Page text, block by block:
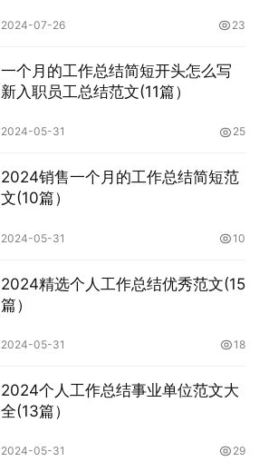
2024-07-26 23
一个月的工作总结简短开头怎么写
新入职员工总结范文(11篇）
2024-05-31 25
2024销售一个月的工作总结简短范
文(10篇）
2024-05-31 10
2024精选个人工作总结优秀范文(15
篇）
2024-05-31 18
2024个人工作总结事业单位范文大
全(13篇）
2024-05-31 29